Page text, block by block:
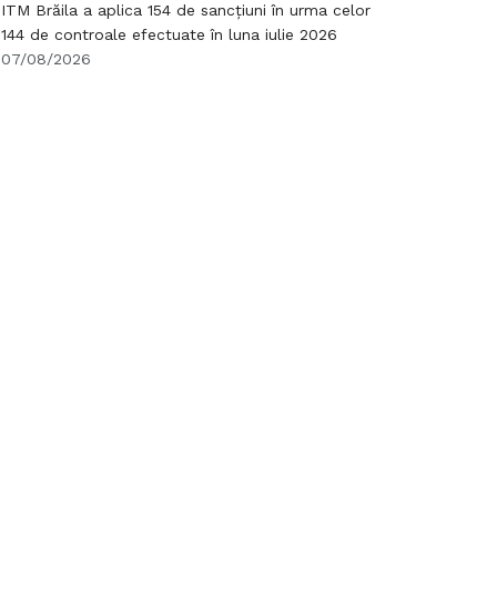
ITM Brăila a aplica 154 de sancțiuni în urma celor
144 de controale efectuate în luna iulie 2026
07/08/2026